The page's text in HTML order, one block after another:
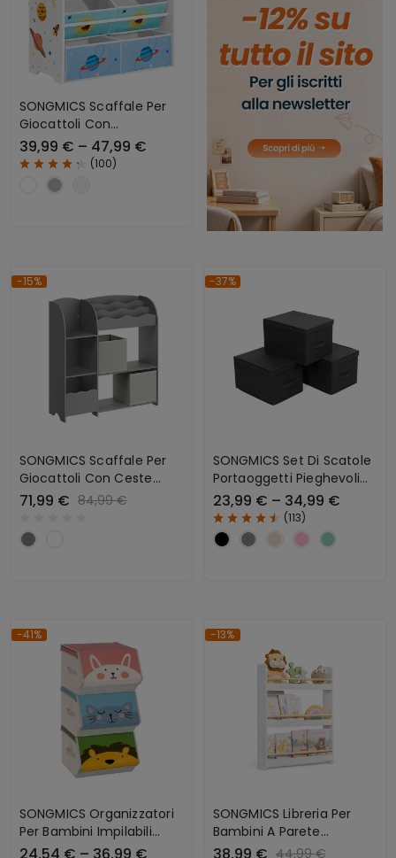
SONGMICS Scaffale Per
Giocattoli Con
Contenitori In Tessuto
39,99 € – 47,99 €
(100)
-15%
SONGMICS Scaffale Per
Giocattoli Con Ceste
Portagiochi
71,99 € 84,99 €
-37%
SONGMICS Set Di Scatole
Portaoggetti Pieghevoli
Con Coperchi
23,99 € – 34,99 €
(113)
-41%
SONGMICS Organizzatori
Per Bambini Impilabili
Pieghevoli Con Coperchio
24,54 € – 36,99 €
-13%
SONGMICS Libreria Per
Bambini A Parete
Multistrato
38,99 € 44,99 €